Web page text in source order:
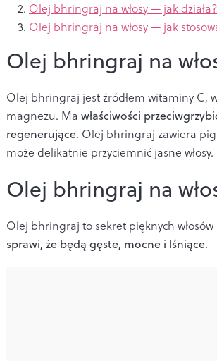
Olej bhringraj na włosy — jak działa?
Olej bhringraj na włosy — jak
Olej bhringraj na
Olej bhringraj jest źródłem witaminy C,
magnezu. Ma właściwości
regenerujące. Olej bhringraj zawiera
może delikatnie przyciemnić jasne włosy.
Olej bhringraj na
Olej bhringraj to sekret pięknych
sprawi, że będą gęste, mocne i lśniące.